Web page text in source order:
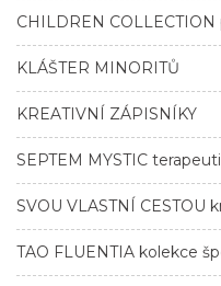
CHILDREN
KLÁŠTER MINORITŮ
KREATIVNÍ ZÁPISNÍKY
SEPTEM MYSTIC
SVOU VLASTNÍ CESTOU
TAO FLUENTIA kolekce